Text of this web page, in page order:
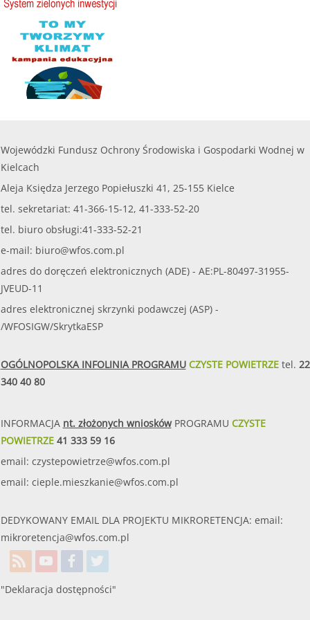
Wojewódzki Fundusz Ochrony Środowiska i Gospodarki Wodnej w
Kielcach
Aleja Księdza Jerzego Popiełuszki 41, 25-155 Kielce
tel. sekretariat: 41-366-15-12, 41-333-52-20
tel. biuro obsługi:41-333-52-21
e-mail: biuro@wfos.com.pl
adres do doręczeń elektronicznych (ADE) - AE:PL-80497-31955-
JVEUD-11
adres elektronicznej skrzynki podawczej (ASP) -
/WFOSIGW/SkrytkaESP
OGÓLNOPOLSKA INFOLINIA PROGRAMUCZYSTE POWIETRZEtel. 22
340 40 80
INFORMACJA nt. złożonych wnioskówPROGRAMU CZYSTE
POWIETRZE41 333 59 16
email: czystepowietrze@wfos.com.pl
email: cieple.mieszkanie@wfos.com.pl
DEDYKOWANY EMAIL DLA PROJEKTU MIKRORETENCJA: email:
mikroretencja@wfos.com.pl
"Deklaracja dostępności"